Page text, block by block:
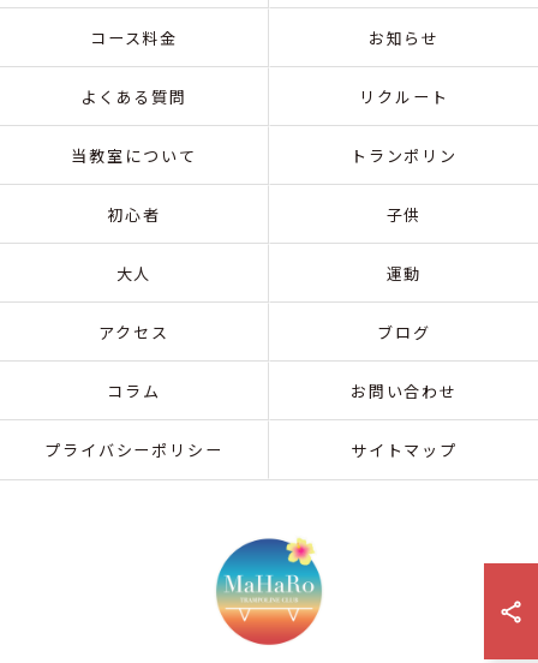
コース料金 お知らせ
よくある質問 リクルート
当教室について トランポリン
初心者 子供
大人 運動
アクセス ブログ
コラム お問い合わせ
プライバシーポリシー サイトマップ